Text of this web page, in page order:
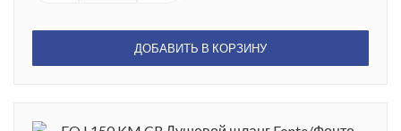
ДОБАВИТЬ В КОРЗИНУ